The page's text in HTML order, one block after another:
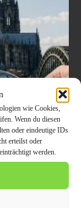
wie Cookies,
Wenn du diesen
oder eindeutige IDs
erteilst oder
werden.
Köln